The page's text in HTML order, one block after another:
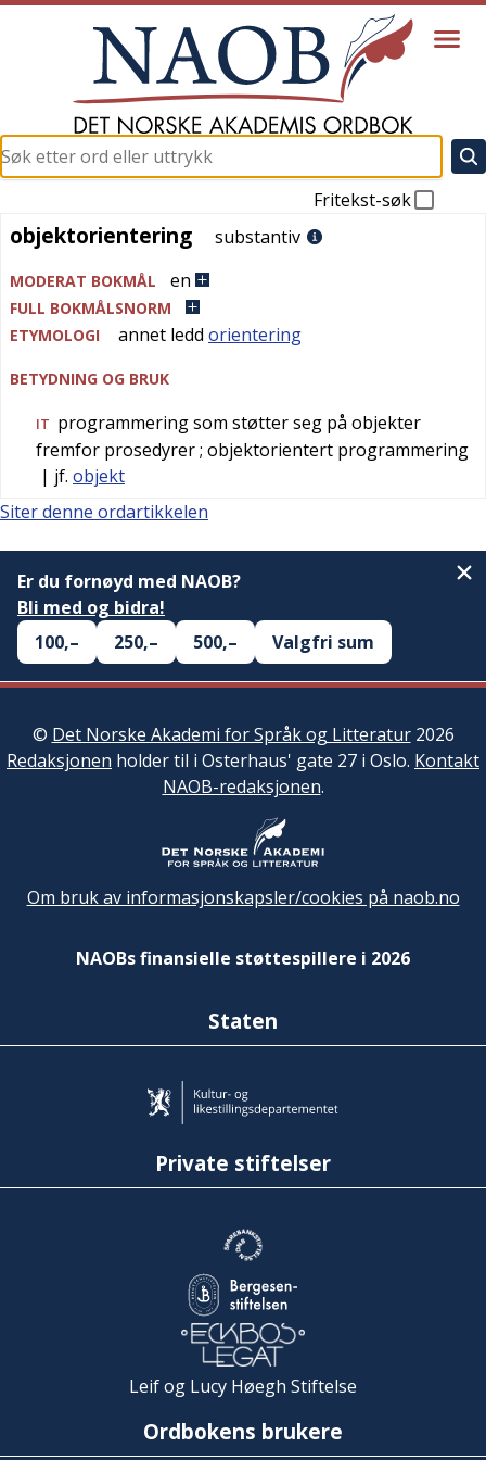
Fritekst-søk
objektorientering
objektorientering substantiv
MODERAT BOKMÅL en
FULL BOKMÅLSNORM
ETYMOLOGI
annet ledd orientering
BETYDNING OG BRUK
IT programmering som støtter seg på objekter
fremfor prosedyrer; objektorientert programmering
| jf. objekt
Siter denne ordartikkelen
Er du fornøyd med NAOB?
Bli med og bidra!
100,–
250,– 500,– Valgfri sum
© Det Norske Akademi for Språk og Litteratur2026
Redaksjonen holder til i Osterhaus' gate 27 i Oslo. Kontakt
NAOB-redaksjonen.
Om bruk av informasjonskapsler/cookies på naob.no
NAOBs finansielle støttespillere i 2026
Staten
Private stiftelser
Leif og Lucy Høegh Stiftelse
Ordbokens brukere